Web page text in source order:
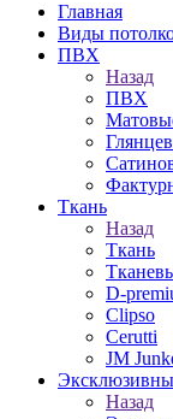
Главная
Виды
ПВХ
Назад
ПВХ
Ткань
Назад
Ткань
D-
Clipso
Cerutti
JM
Назад